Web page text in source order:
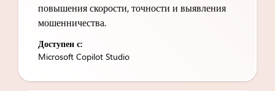
повышения скорости, точности и выявления
мошенничества.
Доступен с:
Microsoft Copilot Studio